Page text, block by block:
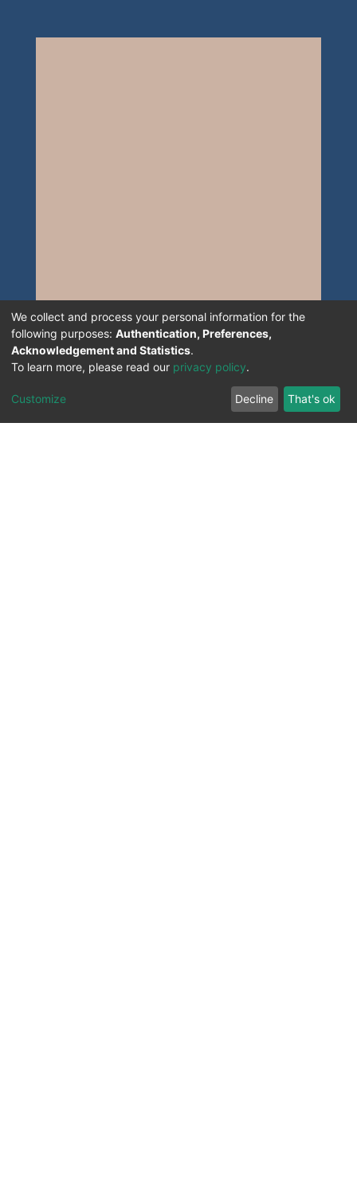
We collect and process your personal information for the
following purposes: Authentication, Preferences,
Acknowledgement and Statistics.
To learn more, please read our privacy policy.
Customize Decline That's ok